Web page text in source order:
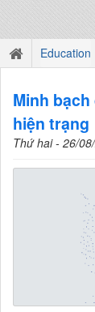
Education
Minh
hiện trạng
Thứ hai - 26/